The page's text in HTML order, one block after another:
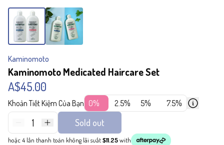
Kaminomoto
Kaminomoto Medicated Haircare Set
A$45.00
Khoản Tiết Kiệm Của Bạn 0% 2.5% 5% 7.5%
1 Sold out
hoặc 4 lần thanh toán không lãi suất$11.25with